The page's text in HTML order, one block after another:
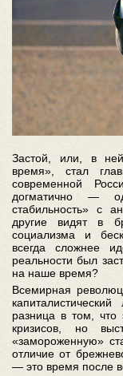
Застой, или, в
время», стал
современной
догматично —
стабильность» с
другие видят в
социализма и
всегда сложнее
реальности был
на наше время?
Всемирная
разница в том,
кризисов, но
«замороженную»
отличие от
— это время после